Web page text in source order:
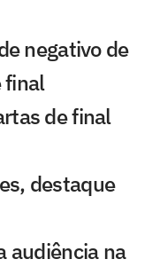
negativo de
final
de final
destaque
audiência na